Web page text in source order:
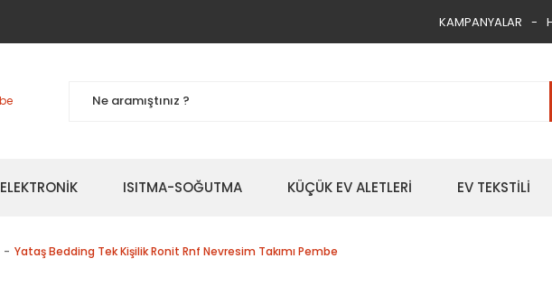
KAMPANYALAR
ELEKTRONİK ISITMA-SOĞUTMA KÜÇÜK EV ALETLERİ EV TEKSTİLİ
Yataş Bedding Tek Kişilik Ronit Rnf Nevresim Takımı Pembe